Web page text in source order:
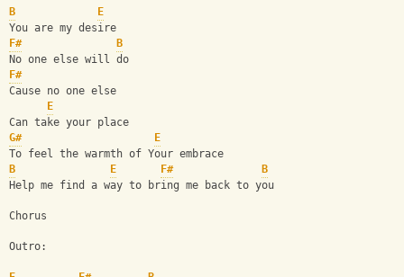
B
E
You are my desire
F#
B
No one else will do
F#
Cause no one else
E
Can take your place
G#
E
To feel the warmth of Your embrace
B
E F#
B
Help me find a way to bring me back to you
Chorus
Outro: